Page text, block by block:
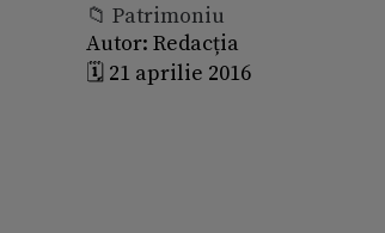
📁 Patrimoniu
Autor: Redacția
🗓️ 21 aprilie 2016